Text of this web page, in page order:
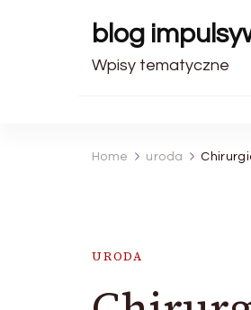
blog
Wpisy tematyczne
Home uroda
URODA